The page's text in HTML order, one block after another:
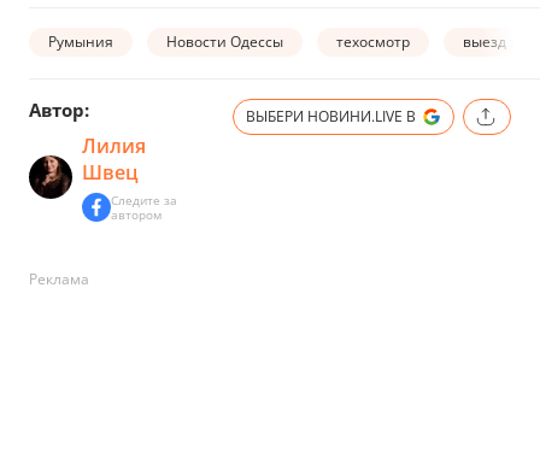
Румыния Новости Одессы техосмотр выезд за
Автор:
Лилия
Швец
Следите за
автором
ВЫБЕРИ НОВИНИ.LIVE В
Реклама